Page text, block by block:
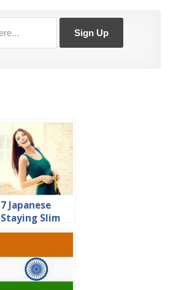
7 Japanese
Staying Slim
Secrets Hindi